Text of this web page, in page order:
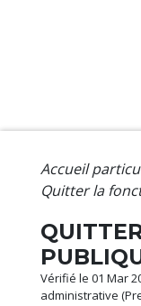
Accueil
Quitter la
Vérifié le 01 Mar
administrative